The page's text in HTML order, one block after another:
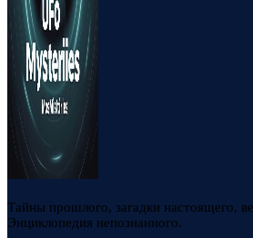
Тайны прошлого, загадки настоящего,
Энциклопедия непознанного.